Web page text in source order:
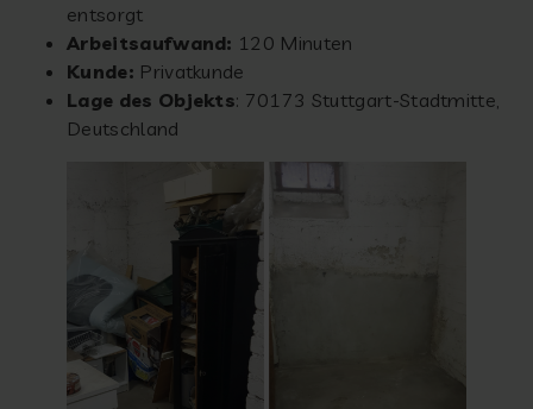
entsorgt
Arbeitsaufwand: 120 Minuten
Kunde: Privatkunde
Lage des Objekts: 70173 Stuttgart-Stadtmitte,
Deutschland